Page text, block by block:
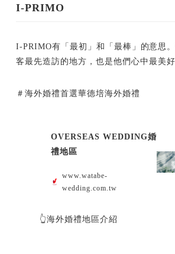
I-PRIMO
I-PRIMO有「最初」和「最棒」的意思
客最先造訪的地方，也是他們心中最美好
＃海外婚禮首選華德培海外婚禮
OVERSEAS WEDDING婚
禮地區
www.watabe-
wedding.com.tw
👆海外婚禮地區介紹